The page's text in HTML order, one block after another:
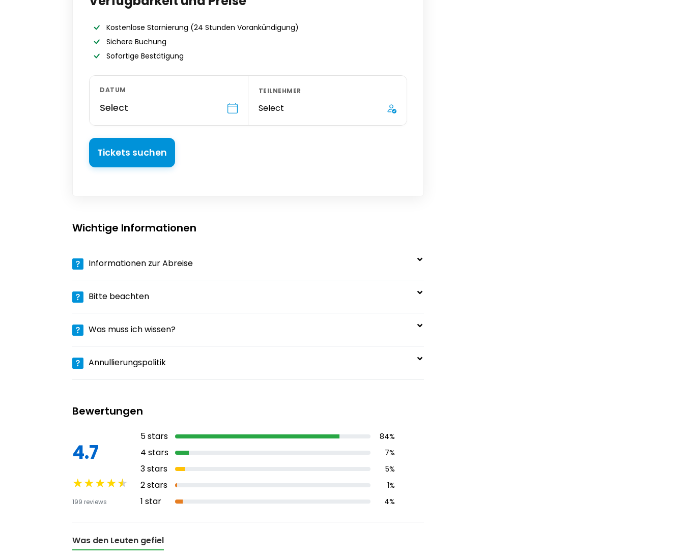
Kostenlose Stornierung (24 Stunden Vorankündigung)
Sichere Buchung
Sofortige Bestätigung
DATUM
Select
TEILNEHMER
Select
Tickets suchen
Wichtige Informationen
Informationen zur Abreise
Bitte beachten
Was muss ich wissen?
Annullierungspolitik
Bewertungen
4.7
★★★★★
199 reviews
5stars 84%
4 stars 7%
3stars 5%
2stars 1%
1 star 4%
Was den Leuten gefiel